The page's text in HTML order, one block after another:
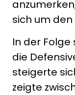
sich um den
In der
die
steigerte
zeigte